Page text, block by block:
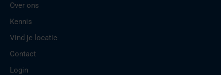
Over ons
Kennis
Vind je locatie
Contact
Login